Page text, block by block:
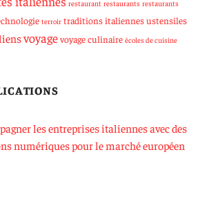
restaurant restaurants restaurants
terroir traditions italiennesustensiles
voyagevoyage culinaire écoles de cuisine
les entreprises italiennes avec des
numériques pour le marché européen